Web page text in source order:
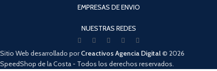
EMPRESAS DE ENVIO
NUESTRAS REDES
Sitio Web desarrollado porCreactivos Agencia Digital© 2026
SpeedShop de la Costa - Todos los derechos reservados.